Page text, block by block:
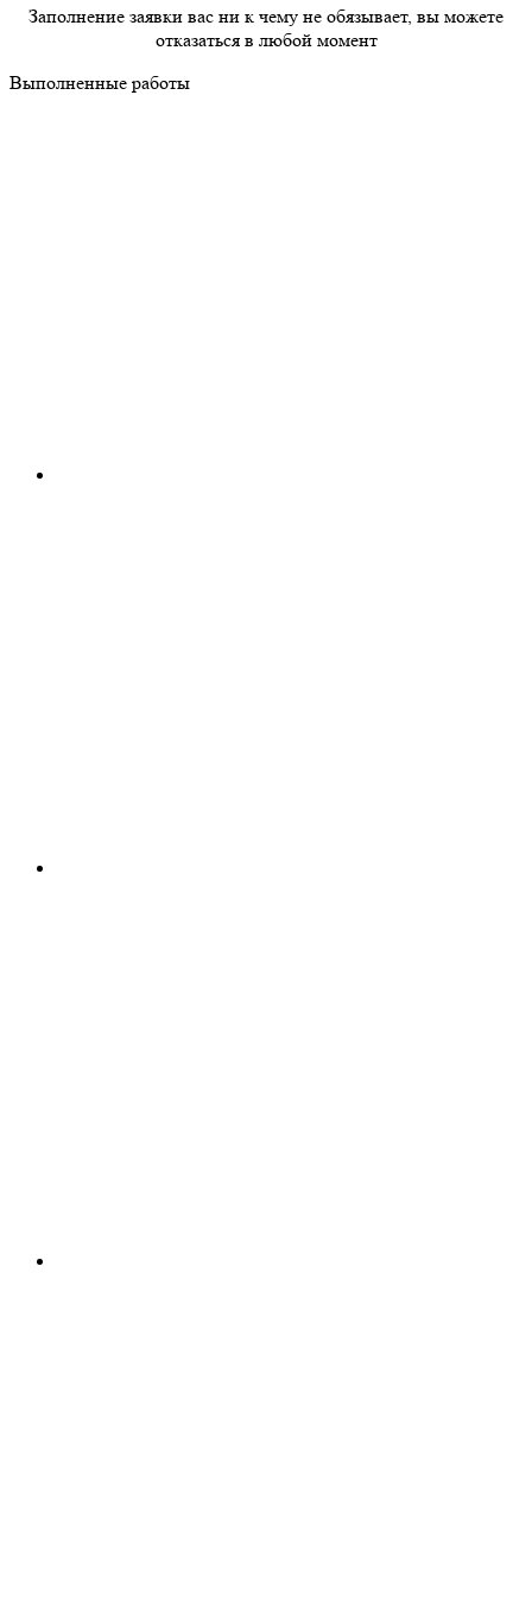
Заполнение заявки вас ни к чему не обязывает, вы можете
отказаться в любой момент
Выполненные работы